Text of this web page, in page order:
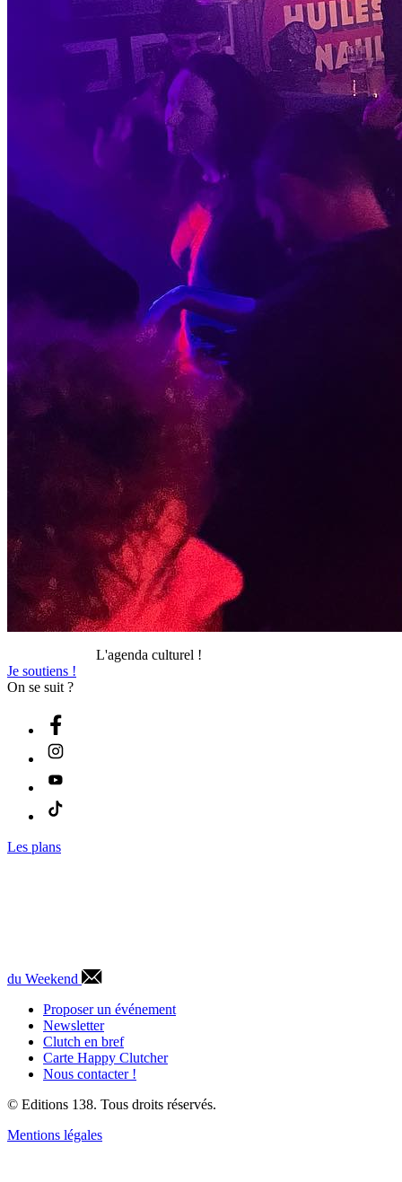
L'agenda culturel !
Je soutiens !
On se suit ?
Les plans
du Weekend
Proposer un événement
Newsletter
Clutch en bref
Carte Happy Clutcher
Nous contacter !
© Editions 138. Tous droits réservés.
Mentions légales